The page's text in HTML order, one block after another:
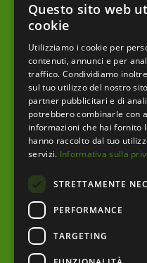
Prenota la tua visita
Ciclovie
Vivere i parchi in
Mappa tecnica
Questo sito web
cookie
Utilizziamo i cookie per
contenuti, annunci e per
traffico. Condividiamo
sul tuo utilizzo del nostro
partner pubblicitari e di
potrebbero combinarle con
informazioni che hai fornito
hanno raccolto dal tuo
servizi. Informativa sulla
STRETTAMENTE
PERFORMANCE
TARGETING